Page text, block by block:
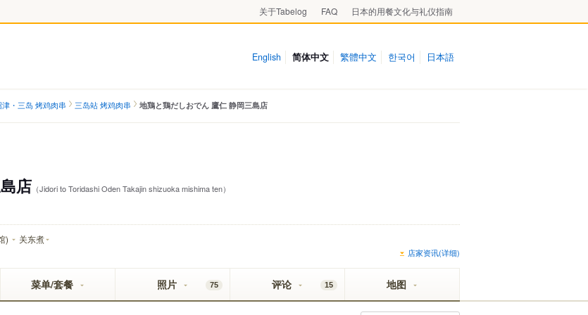
关于Tabelog FAQ 日本的用餐文化与礼仪指南
English 简体中文 繁體中文 한국어 日本語
津・三岛 烤鸡肉串 三岛站 烤鸡肉串 地鶏と鶏だしおでん 鷹仁 静岡三島店
店 （Jidori to Toridashi Oden Takajin shizuoka mishima ten）
) 关东煮
店家资讯(详细)
菜单/套餐 照片 75 评论 15 地图